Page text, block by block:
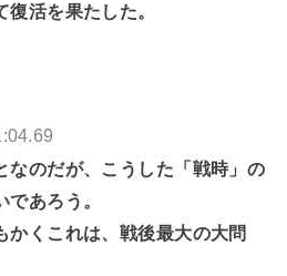
活を果たした。
なのだが、こうした「戦時」の
あろう。
かくこれは、戦後最大の大問